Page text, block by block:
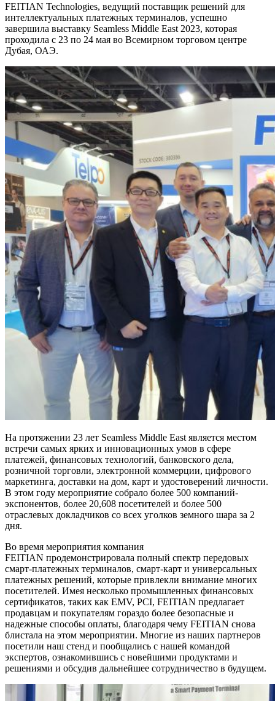
FEITIAN Technologies, ведущий поставщик решений для
интеллектуальных платежных терминалов, успешно
завершила выставку Seamless Middle East 2023, которая
проходила с 23 по 24 мая во Всемирном торговом центре
Дубая, ОАЭ.
На протяжении 23 лет Seamless Middle East является местом
встречи самых ярких и инновационных умов в сфере
платежей, финансовых технологий, банковского дела,
розничной торговли, электронной коммерции, цифрового
маркетинга, доставки на дом, карт и удостоверений личности.
В этом году мероприятие собрало более 500 компаний-
экспонентов, более 20,608 посетителей и более 500
отраслевых докладчиков со всех уголков земного шара за 2
дня.
Во время мероприятия компания
FEITIAN продемонстрировала полный спектр передовых
смарт-платежных терминалов, смарт-карт и универсальных
платежных решений, которые привлекли внимание многих
посетителей. Имея несколько промышленных финансовых
сертификатов, таких как EMV, PCI, FEITIAN предлагает
продавцам и покупателям гораздо более безопасные и
надежные способы оплаты, благодаря чему FEITIAN снова
блистала на этом мероприятии. Многие из наших партнеров
посетили наш стенд и пообщались с нашей командой
экспертов, ознакомившись с новейшими продуктами и
решениями и обсудив дальнейшее сотрудничество в будущем.